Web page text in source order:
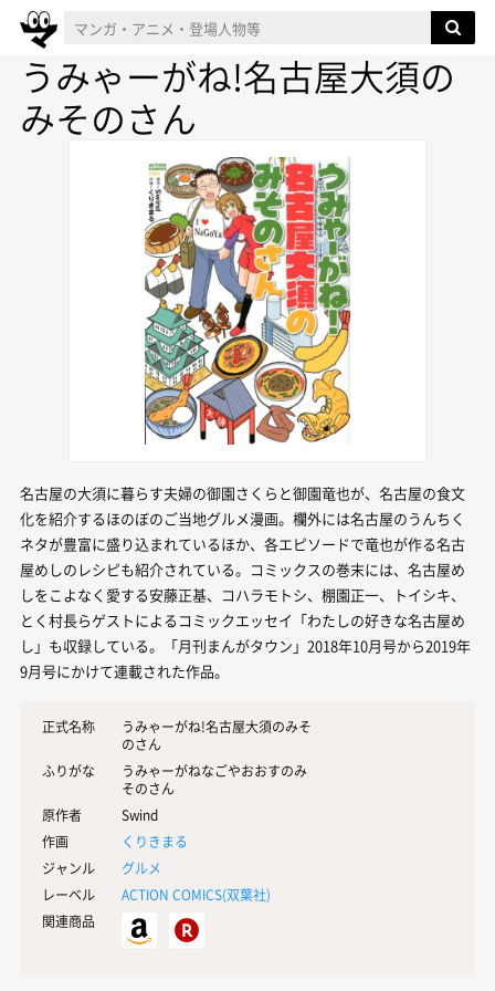
うみゃーがね!名古屋大須の
みそのさん
名古屋の大須に暮らす夫婦の御園さくらと御園竜也が、名古屋の食文
化を紹介するほのぼのご当地グルメ漫画。欄外には名古屋のうんちく
ネタが豊富に盛り込まれているほか、各エピソードで竜也が作る名古
屋めしのレシピも紹介されている。コミックスの巻末には、名古屋め
しをこよなく愛する安藤正基、コハラモトシ、棚園正一、トイシキ、
とく村長らゲストによるコミックエッセイ「わたしの好きな名古屋め
し」も収録している。「月刊まんがタウン」2018年10月号から2019年
9月号にかけて連載された作品。
正式名称
うみゃーがね!名古屋大須のみそ
のさん
ふりがな
うみゃーがねなごやおおすのみ
そのさん
原作者
Swind
作画
くりきまる
ジャンル
グルメ
レーベル
ACTION COMICS(双葉社)
関連商品